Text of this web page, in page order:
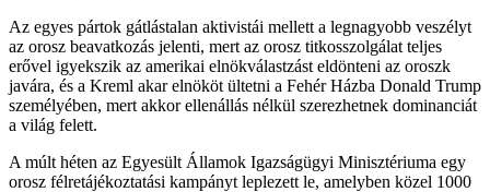
Az egyes pártok gátlástalan aktivistái mellett a legnagyobb veszélyt
az orosz beavatkozás jelenti, mert az orosz titkosszolgálat teljes
erővel igyekszik az amerikai elnökválastzást eldönteni az oroszk
javára, és a Kreml akar elnököt ültetni a Fehér Házba Donald Trump
személyében, mert akkor ellenállás nélkül szerezhetnek dominanciát
a világ felett.
A múlt héten az Egyesült Államok Igazságügyi Minisztériuma egy
orosz félretájékoztatási kampányt leplezett le, amelyben közel 1000